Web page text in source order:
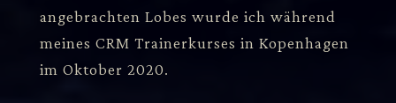
angebrachten Lobes wurde ich während
meines CRM Trainerkurses in Kopenhagen
im Oktober 2020.